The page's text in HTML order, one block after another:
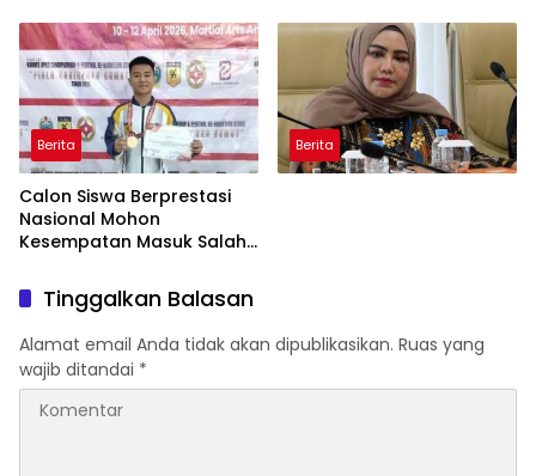
Ada Dugaan Tundak
Pidana
Berita
Calon Siswa Berprestasi
Nasional Mohon
Kesempatan Masuk Salah
Berita
Tinggalkan Balasan
Alamat email Anda tidak akan dipublikasikan. Ruas yang
wajib ditandai *